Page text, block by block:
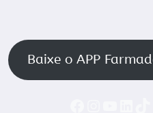
Baixe o APP